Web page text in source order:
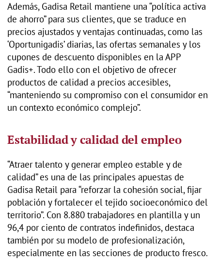
Además, Gadisa Retail mantiene una “política activa
de ahorro” para sus clientes, que se traduce en
precios ajustados y ventajas continuadas, como las
‘Oportunigadis’ diarias, las ofertas semanales y los
cupones de descuento disponibles en la APP
Gadis+. Todo ello con el objetivo de ofrecer
productos de calidad a precios accesibles,
“manteniendo su compromiso con el consumidor en
un contexto económico complejo”.
Estabilidad y calidad del empleo
“Atraer talento y generar empleo estable y de
calidad” es una de las principales apuestas de
Gadisa Retail para “reforzar la cohesión social, fijar
población y fortalecer el tejido socioeconómico del
territorio”. Con 8.880 trabajadores en plantilla y un
96,4 por ciento de contratos indefinidos, destaca
también por su modelo de profesionalización,
especialmente en las secciones de producto fresco.